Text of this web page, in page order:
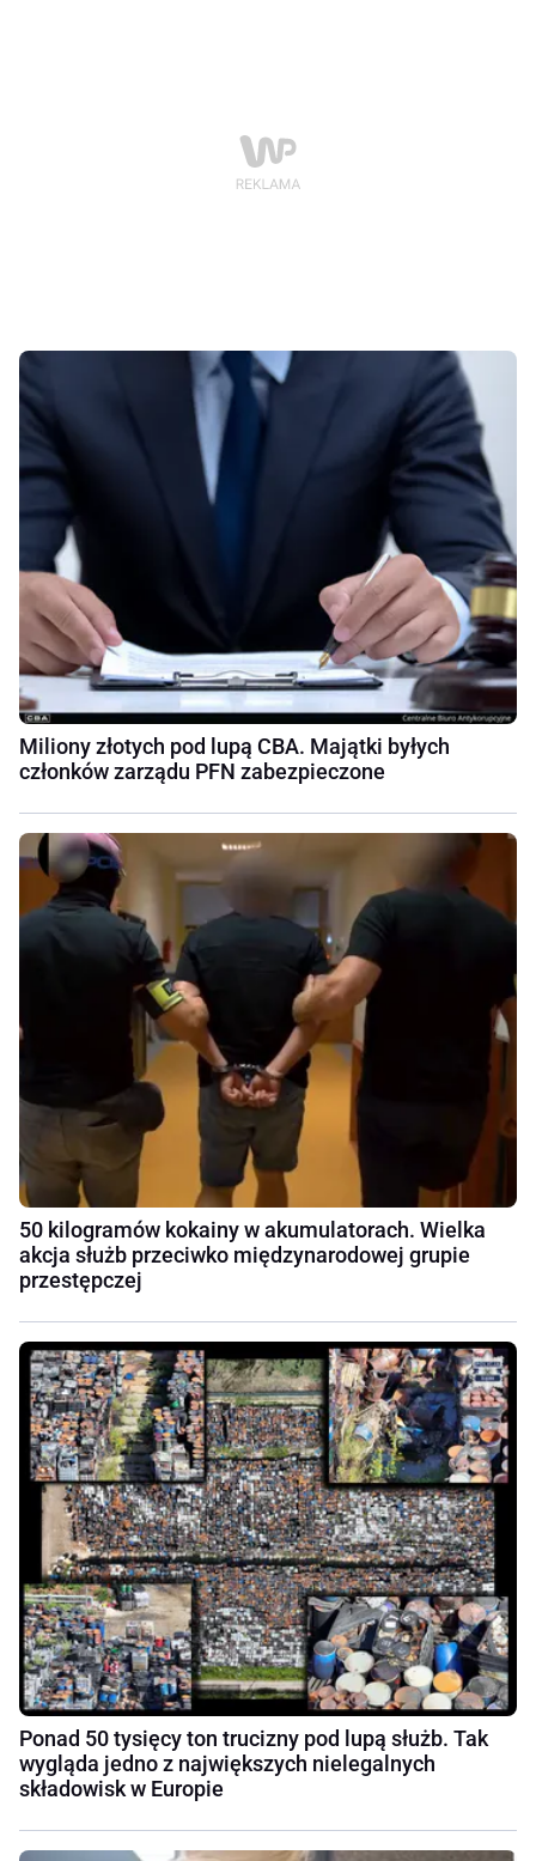
Miliony złotych pod lupą CBA. Majątki byłych
członków zarządu PFN zabezpieczone
50 kilogramów kokainy w akumulatorach. Wielka
akcja służb przeciwko międzynarodowej grupie
przestępczej
Ponad 50 tysięcy ton trucizny pod lupą służb. Tak
wygląda jedno z największych nielegalnych
składowisk w Europie